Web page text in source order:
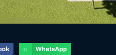
WhatsApp